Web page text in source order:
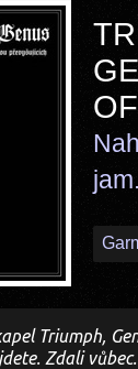
Triumph,
Zdali